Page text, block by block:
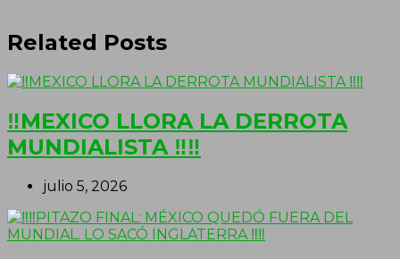
Related Posts
‼MEXICO LLORA LA DERROTA
MUNDIALISTA ‼‼
julio 5, 2026